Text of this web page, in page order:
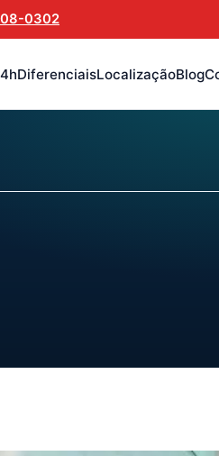
0302
DiferenciaisLocalizaçãoBlog